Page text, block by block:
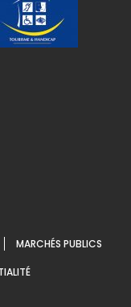
MARCHÉS PUBLICS